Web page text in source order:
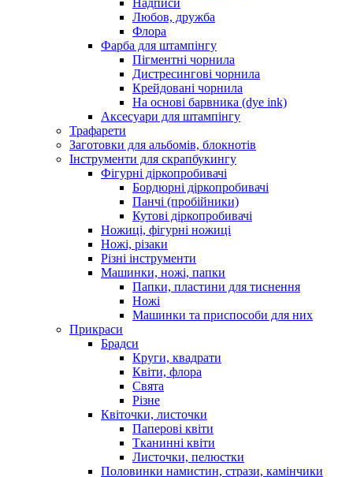
Любов, дружба
Флора
Фарба для штампінгу
Пігментні чорнила
Дистресингові чорнила
Крейдовані чорнила
На основі барвника (dye ink)
Аксесуари для штампінгу
Трафарети
Заготовки для альбомів, блокнотів
Інструменти для скрапбукингу
Фігурні діркопробивачі
Бордюрні діркопробивачі
Панчі (пробійники)
Кутові діркопробивачі
Ножиці, фігурні ножиці
Ножі, різаки
Різні інструменти
Машинки, ножі, папки
Папки, пластини для тиснення
Ножі
Машинки та приспособи для них
Прикраси
Брадси
Круги, квадрати
Квіти, флора
Свята
Різне
Квіточки, листочки
Паперові квіти
Тканинні квіти
Листочки, пелюстки
Половинки намистин, стрази, камінчики